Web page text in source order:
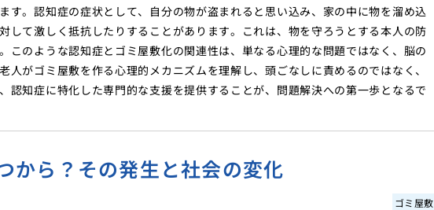
す。認知症の症状として、自分の物が盗まれると思い込み、家の中に物を溜め込
して激しく抵抗したりすることがあります。これは、物を守ろうとする本人の防
このような認知症とゴミ屋敷化の関連性は、単なる心理的な問題ではなく、脳の
がゴミ屋敷を作る心理的メカニズムを理解し、頭ごなしに責めるのではなく、
認知症に特化した専門的な支援を提供することが、問題解決への第一歩となるで
から？その発生と社会の変化
ゴミ屋敷